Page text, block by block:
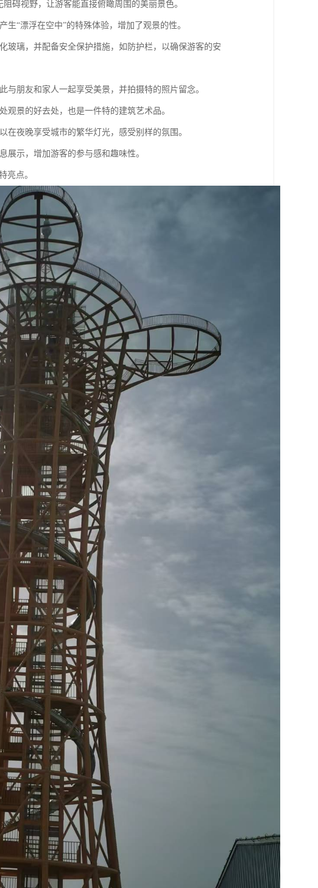
碍视野，让游客能直接俯瞰周围的美丽景色。
“漂浮在空中”的特殊体验，增加了观景的性。
璃，并配备安全保护措施，如防护栏，以确保游客的安
朋友和家人一起享受美景，并拍摄特的照片留念。
景的好去处，也是一件特的建筑艺术品。
夜晚享受城市的繁华灯光，感受别样的氛围。
示，增加游客的参与感和趣味性。
亮点。